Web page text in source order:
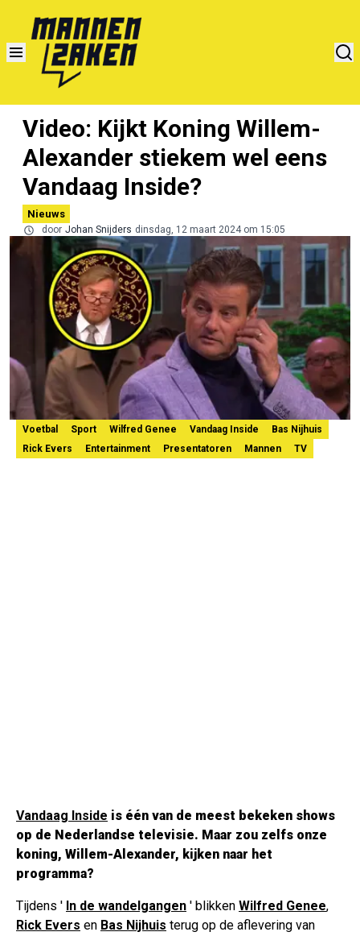
Video: Kijkt Koning Willem-
Alexander stiekem wel eens
Vandaag Inside?
Nieuws
door Johan Snijders dinsdag, 12 maart 2024 om 15:05
Voetbal Sport Wilfred Genee Vandaag Inside
Bas Nijhuis
Rick Evers
Entertainment Presentatoren Mannen TV
Vandaag Inside is één van de meest bekeken shows
op de Nederlandse televisie. Maar zou zelfs onze
koning, Willem-Alexander, kijken naar het
programma?
Tijdens ' In de wandelgangen ' blikken Wilfred Genee,
Rick Evers en Bas Nijhuis terug op de aflevering van